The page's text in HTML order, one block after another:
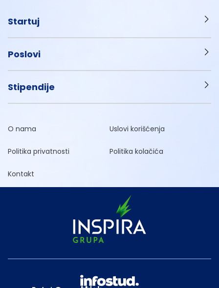
Startuj
Poslovi
Stipendije
O nama Uslovi korišćenja
Politika privatnosti Politika kolačića
Kontakt